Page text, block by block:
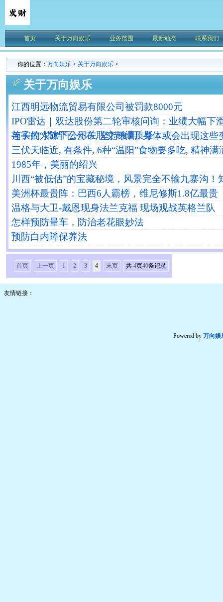
首页 关于万向娱乐 业务范围 最新动态 联系我们
你的位置： 万向娱乐 > 关于万向娱乐 >
关于万向娱乐
江西明远物流贸易有限公司被罚款8000元
IPO雷达｜双达股份第二轮审核问询：业绩大幅下
与实控人旗下公司关联交易遭质疑
莲子的“搭档”已公布, 坚持食用, 身体或会出现这些
三伏天临近, 有条件, 6种“温阳”食物要多吃, 精神满
1985年，美丽的绍兴
川西“被低估”的宝藏秘境，风景完全不输九寨沟！
美洲杯最贵阵：巴西6人霸榜，维尼修斯1.8亿最贵
温格与大卫-戴恩现身法兰克福 现场观战英格兰队
怎样预防晕车，防治老花眼妙法
预防白内障保养法
首页 上一页 1 2 3 4 末页 共 4页40条记录
友情链接：
Powered by 万向娱